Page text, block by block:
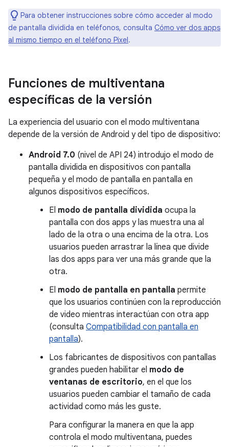
Para obtener instrucciones sobre cómo acceder al modo
de pantalla dividida en teléfonos, consulta Cómo ver dos apps
al mismo tiempo en el teléfono Pixel.
Funciones de multiventana
específicas de la versión
La experiencia del usuario con el modo multiventana
depende de la versión de Android y del tipo de dispositivo:
Android 7.0 (nivel de API 24) introdujo el modo de
pantalla dividida en dispositivos con pantalla
pequeña y el modo de pantalla en pantalla en
algunos dispositivos específicos.
El modo de pantalla dividida ocupa la
pantalla con dos apps y las muestra una al
lado de la otra o una encima de la otra. Los
usuarios pueden arrastrar la línea que divide
las dos apps para ver una más grande que la
otra.
El modo de pantalla en pantalla permite
que los usuarios continúen con la reproducción
de video mientras interactúan con otra app
(consulta Compatibilidad con pantalla en
pantalla).
Los fabricantes de dispositivos con pantallas
grandes pueden habilitar el modo de
ventanas de escritorio, en el que los
usuarios pueden cambiar el tamaño de cada
actividad como más les guste.
Para configurar la manera en que la app
controla el modo multiventana, puedes